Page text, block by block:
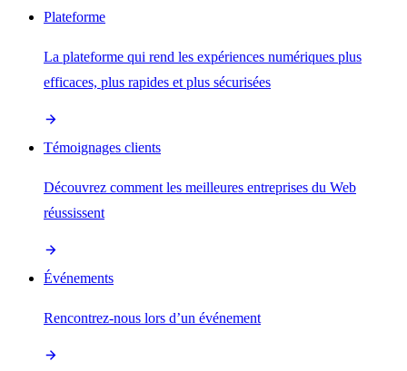
Plateforme
La plateforme qui rend les expériences numériques plus
efficaces, plus rapides et plus sécurisées
Témoignages clients
Découvrez comment les meilleures entreprises du Web
réussissent
Événements
Rencontrez-nous lors d’un événement